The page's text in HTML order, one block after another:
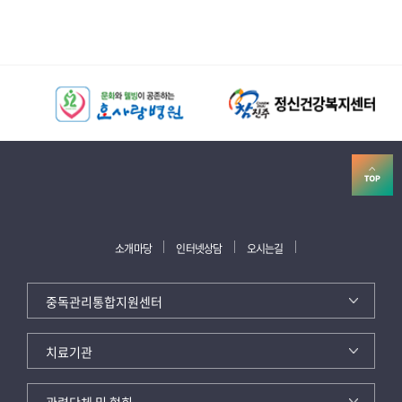
소개마당 인터넷상담 오시는길